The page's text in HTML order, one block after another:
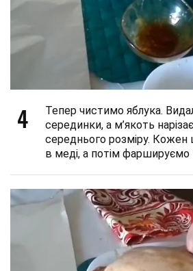
4
Тепер чистимо яблука.
серединки, а м’якоть
середнього розміру.
в меді, а потім фаршируємо